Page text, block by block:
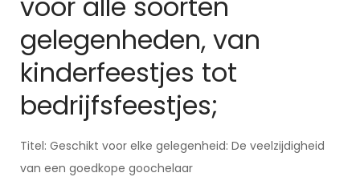
gelegenheden, van
kinderfeestjes tot
bedrijfsfeestjes;
Titel: Geschikt voor elke gelegenheid: De veelzijdigheid
van een goedkope goochelaar